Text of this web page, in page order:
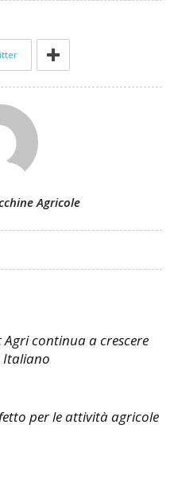
Agricole
continua a crescere
per le attività agricole